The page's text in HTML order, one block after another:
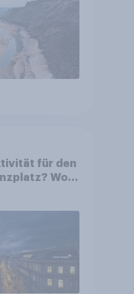
für den
Wo
steht